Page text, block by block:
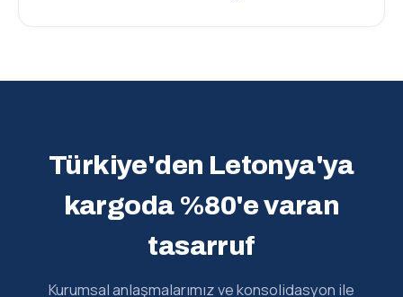
Türkiye'den Letonya'ya
kargoda %80'e varan
tasarruf
Kurumsal anlaşmalarımız ve konsolidasyon ile